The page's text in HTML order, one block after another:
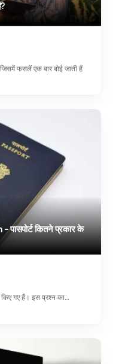
फसलें एक बार बोई जाती हैं
कितने प्रकार के
किए गए हैं। इस प्रश्न का…